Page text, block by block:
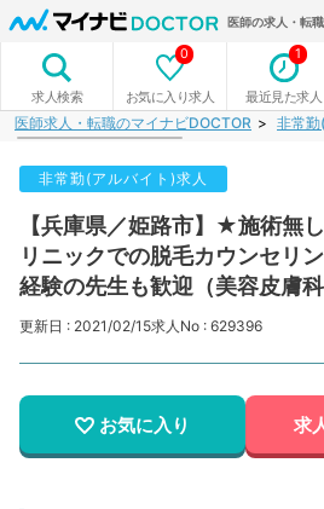
医師の求人・転
求人検索 お気に入り求人
0
最近見た求人
1
医師求人・転職のマイナビDOCTOR 非常勤
非常勤(アルバイト)求人
【兵庫県／姫路市】★施術無
リニックでの脱毛カウンセリ
経験の先生も歓迎（美容皮膚科
更新日 : 2021/02/15求人No : 629396
お気に入り 求